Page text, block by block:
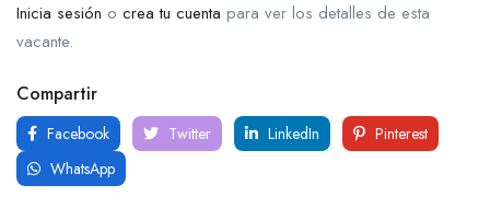
Inicia sesión o crea tu cuenta para ver los detalles de esta
vacante.
Compartir
Facebook Twitter LinkedIn
Pinterest
WhatsApp